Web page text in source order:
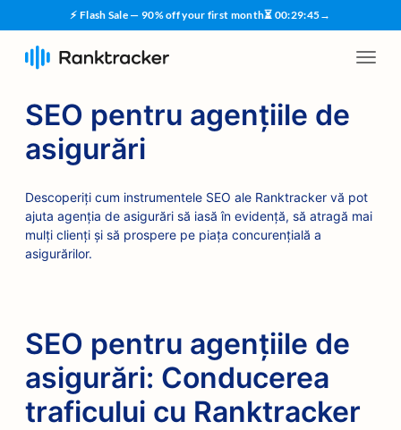
⚡ Flash Sale — 90% off your first month⏳ 00:29:45→
SEO pentru agențiile de
asigurări
Descoperiți cum instrumentele SEO ale Ranktracker vă pot
ajuta agenția de asigurări să iasă în evidență, să atragă mai
mulți clienți și să prospere pe piața concurențială a
asigurărilor.
SEO pentru agențiile de
asigurări: Conducerea
traficului cu Ranktracker